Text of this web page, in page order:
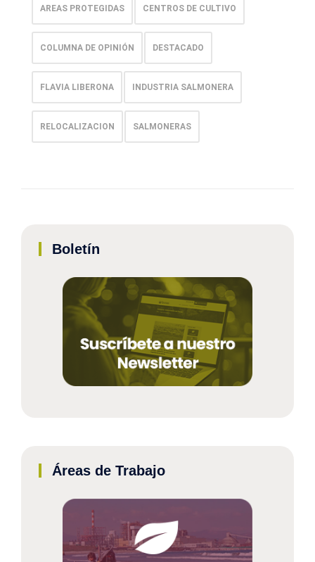
AREAS PROTEGIDAS CENTROS DE CULTIVO
COLUMNA DE OPINIÓN DESTACADO
FLAVIA LIBERONA INDUSTRIA SALMONERA
RELOCALIZACION SALMONERAS
Boletín
Áreas de Trabajo